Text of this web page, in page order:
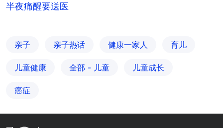
半夜痛醒要送医
亲子 亲子热话 健康一家人 育儿
儿童健康 全部 - 儿童 儿童成长
癌症